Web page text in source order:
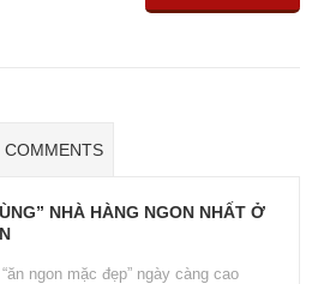
COMMENTS
NHÀ HÀNG NGON NHẤT Ở
ngon mặc đẹp” ngày càng cao